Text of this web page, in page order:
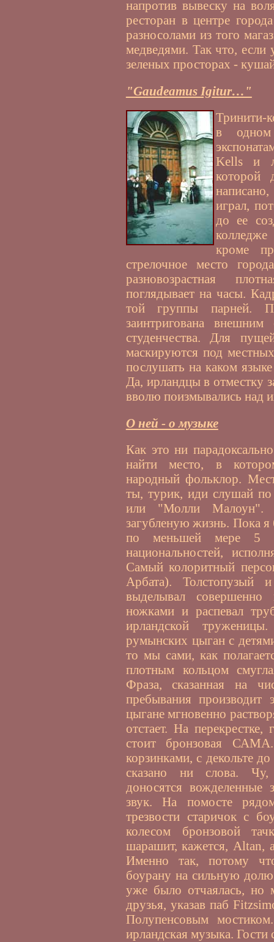
напротив вывеску на
ресторан в центре
разносолами из того
медведями. Так что, если
зеленых просторах -
"Gaudeamus Igitur…"
Тринити-
в одном
Kells и
которой
играл,
до ее
кроме
стрелочное место
разновозрастная
поглядывает на часы.
той группы парней.
заинтригована
студенчества. Для
маскируются под
послушать на каком
Да, ирландцы в отместку
вволю поизмывались над
О ней - о музыке
Как это ни
найти место, в
народный фольклор.
ты, турик, иди слушай
или "Молли Малоун".
загубленую жизнь. Пока я
по меньшей мере 5
национальностей,
Самый колоритный
Арбата). Толстопузый
выделывал совершенно
ножками и распевал
ирландской
румынских цыган с
то мы сами, как
плотным кольцом
Фраза, сказанная на
пребывания
цыгане мгновенно
отстает. На
стоит бронзовая
корзинками, с декольте
сказано ни слова.
доносятся вожделенные
звук. На помосте
трезвости старичок с
колесом бронзовой
шарашит, кажется, Altan,
Именно так, потому
боурану на сильную
уже было отчаялась, но
друзья, указав паб
Полупенсовым
ирландская музыка. Гости